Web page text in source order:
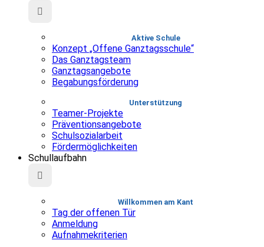
Aktive Schule
Konzept „Offene Ganztagsschule“
Das Ganztagsteam
Ganztagsangebote
Begabungsförderung
Unterstützung
Teamer-Projekte
Präventionsangebote
Schulsozialarbeit
Fördermöglichkeiten
Schullaufbahn
Willkommen am Kant
Tag der offenen Tür
Anmeldung
Aufnahmekriterien